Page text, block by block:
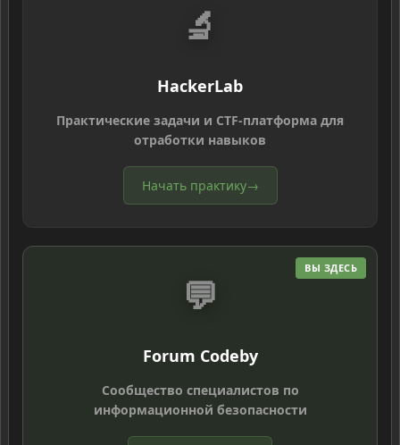
🔬
HackerLab
Практические задачи и CTF-платформа для
отработки навыков
Начать практику→
ВЫ ЗДЕСЬ
💬
Forum Codeby
Сообщество специалистов по
информационной безопасности